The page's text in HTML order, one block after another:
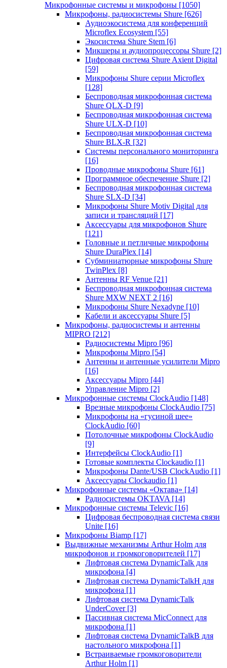
Микрофонные системы и микрофоны [1050]
Микрофоны, радиосистемы Shure [626]
Аудиоэкосистема для конференций
Microflex Ecosystem [55]
Экосистема Shure Stem [6]
Микшеры и аудиопроцессоры Shure [2]
Цифровая система Shure Axient Digital
[59]
Микрофоны Shure серии Microflex
[128]
Беспроводная микрофонная система
Shure QLX-D [9]
Беспроводная микрофонная система
Shure ULX-D [10]
Беспроводная микрофонная система
Shure BLX-R [32]
Системы персонального мониторинга
[16]
Проводные микрофоны Shure [61]
Программное обеспечение Shure [2]
Беспроводная микрофонная система
Shure SLX-D [34]
Микрофоны Shure Motiv Digital для
записи и трансляций [17]
Аксессуары для микрофонов Shure
[121]
Головные и петличные микрофоны
Shure DuraPlex [14]
Субминиатюрные микрофоны Shure
TwinPlex [8]
Антенны RF Venue [21]
Беспроводная микрофонная система
Shure MXW NEXT 2 [16]
Микрофоны Shure Nexadyne [10]
Кабели и аксессуары Shure [5]
Микрофоны, радиосистемы и антенны
MIPRO [212]
Радиосистемы Mipro [96]
Микрофоны Mipro [54]
Антенны и антенные усилители Mipro
[16]
Аксессуары Mipro [44]
Управление Mipro [2]
Микрофонные системы ClockAudio [148]
Врезные микрофоны ClockAudio [75]
Микрофоны на «гусиной шее»
ClockAudio [60]
Потолочные микрофоны ClockAudio
[9]
Интерфейсы ClockAudio [1]
Готовые комплекты Clockaudio [1]
Микрофоны Dante/USB ClockAudio [1]
Аксессуары Clockaudio [1]
Микрофонные системы «Октава» [14]
Радиосистемы OKTAVA [14]
Микрофонные системы Televic [16]
Цифровая беспроводная система связи
Unite [16]
Микрофоны Biamp [17]
Выдвижные механизмы Arthur Holm для
микрофонов и громкоговорителей [17]
Лифтовая система DynamicTalk для
микрофона [4]
Лифтовая система DynamicTalkH для
микрофона [1]
Лифтовая система DynamicTalk
UnderCover [3]
Пассивная система MicConnect для
микрофона [1]
Лифтовая система DynamicTalkB для
настольного микрофона [1]
Встраиваемые громкоговорители
Arthur Holm [1]